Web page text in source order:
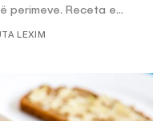
perimeve. Receta e...
LEXIM